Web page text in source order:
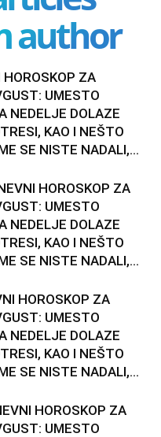
author
HOROSKOP ZA
UMESTO
NEDELJE DOLAZE
KAO I NEŠTO
SE NISTE NADALI,...
HOROSKOP ZA
UMESTO
NEDELJE DOLAZE
KAO I NEŠTO
SE NISTE NADALI,...
HOROSKOP ZA
UMESTO
NEDELJE DOLAZE
KAO I NEŠTO
SE NISTE NADALI,...
HOROSKOP ZA
UMESTO